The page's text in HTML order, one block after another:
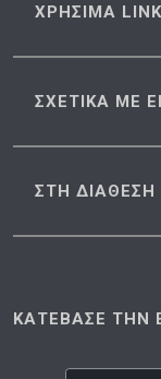
ΧΡΗΣΙΜΑ
ΣΧΕΤΙΚΑ ΜΕ
ΣΤΗ ΔΙΑΘΕΣΗ
ΚΑΤΕΒΑΣΕ ΤΗΝ